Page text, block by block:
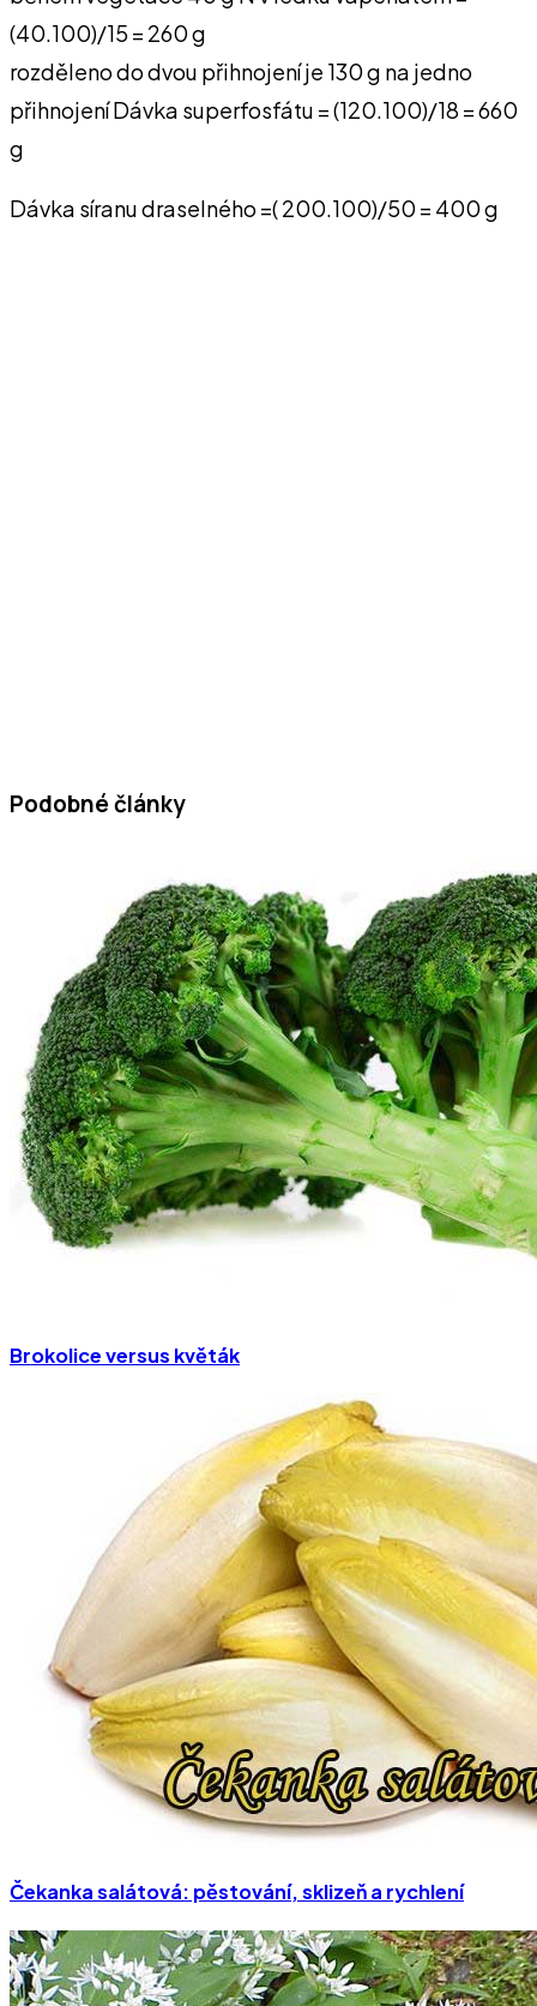
(40.100)/15 = 260 g
rozděleno do dvou přihnojení je 130 g na jedno
přihnojení Dávka superfosfátu = (120.100)/18 = 660
g
Dávka síranu draselného =( 200.100)/50 = 400 g
Podobné články
Brokolice versus květák
Čekanka salátová: pěstování, sklizeň a rychlení